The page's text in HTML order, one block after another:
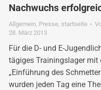
Nachwuchs
Allgemein, Presse, startseite
28. März 2013
Für die D- und E-
tägiges Trainingslager mit
„Einführung des
wurden jeden Tag eine